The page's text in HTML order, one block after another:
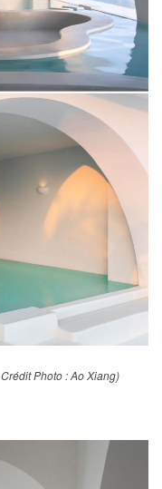
Crédit Photo : Ao Xiang)